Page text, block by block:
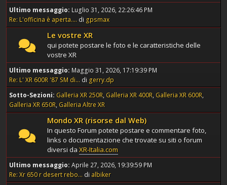
Ultimo messaggio: Luglio 31, 2026, 22:26:46 PM
Re: L'officina è aperta.... di gpsmax
Le vostre XR
qui potete postare le foto e le caratteristiche delle
vostre XR
Ultimo messaggio: Maggio 31, 2026, 17:19:39 PM
Re: L' XR 600R '87 SM di... di gerry.dp
Sotto-Sezioni Galleria XR 250R Galleria XR 400R Galleria XR 600R
Galleria XR 650R Galleria Altre XR
Mondo XR (risorse dal Web)
In questo Forum potete postare e commentare foto,
links o documentazione che trovate su siti o forum
diversi da XR-Italia.com
Ultimo messaggio: Aprile 27, 2026, 19:39:59 PM
Re: Xr 650 r desert rebo... di albiker